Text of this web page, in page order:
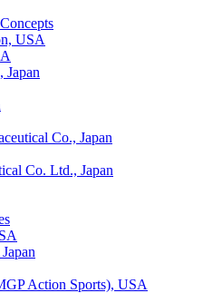
USA
Co., Japan
Co. Ltd., Japan
Action Sports), USA